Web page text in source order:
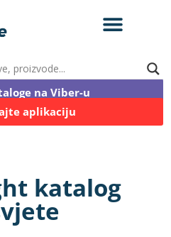
na Viber-u
aplikaciju
katalog